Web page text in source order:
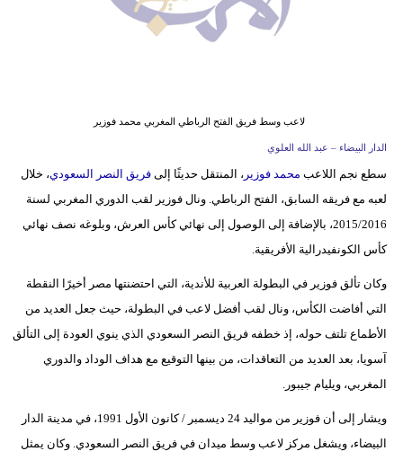
مرأة
أزياء
علوم
وتكنولوجيا
لاعب وسط فريق الفتح الرباطي المغربي محمد فوزير
الدار البيضاء – عبد الله العلوي
سطع نجم اللاعب محمد فوزير ، المنتقل حديثًا إلى فريق النصر السعودي، خلال
لعبه مع فريقه السابق، الفتح الرباطي. ونال فوزير لقب الدوري المغربي لسنة
2015/2016، بالإضافة إلى الوصول إلى نهائي كأس العرش، وبلوغه نصف نهائي
كأس الكونفيدرالية الأفريقية.
وكان تألق فوزير في البطولة العربية للأندية، التي احتضنتها مصر أخيرًا النقطة
التي أفاضت الكأس، ونال لقب أفضل لاعب في البطولة، حيث جعل العديد من
الأطماع تلتف حوله، إذ خطفه فريق النصر السعودي الذي ينوي العودة إلى التألق
آسويا، بعد العديد من التعاقدات، من بينها التوقيع مع هداف الوداد والدوري
المغربي، ويليام جيبور.
ويشار إلى أن فوزير من مواليد 24 ديسمبر / كانون الأول 1991، في مدينة الدار
البيضاء، ويشغل مركز لاعب وسط ميدان في فريق النصر السعودي. وكان يمثل